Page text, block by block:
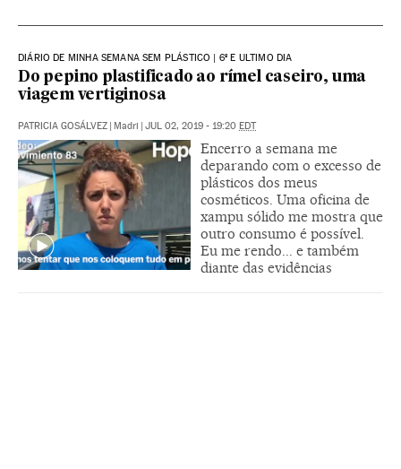
DIÁRIO DE MINHA SEMANA SEM PLÁSTICO | 6º E ULTIMO DIA
Do pepino plastificado ao rímel caseiro, uma
viagem vertiginosa
PATRICIA GOSÁLVEZ Madri JUL 02, 2019 - 19:20 EDT
Encerro a semana me
deparando com o excesso de
plásticos dos meus
cosméticos. Uma oficina de
xampu sólido me mostra que
outro consumo é possível.
Eu me rendo... e também
diante das evidências